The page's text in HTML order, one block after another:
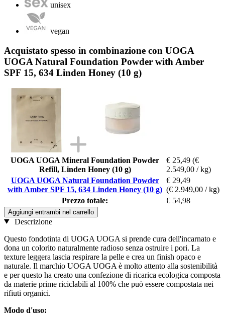
unisex
vegan
Acquistato spesso in combinazione con UOGA
UOGA Natural Foundation Powder with Amber
SPF 15, 634 Linden Honey (10 g)
UOGA UOGA Mineral Foundation Powder
Refill, Linden Honey (10 g)
€ 25,49 (€
2.549,00 / kg)
UOGA UOGA Natural Foundation Powder
with Amber SPF 15, 634 Linden Honey (10 g)
€ 29,49
(€ 2.949,00 / kg)
Prezzo totale:
€ 54,98
Aggiungi entrambi nel carrello
Descrizione
Questo fondotinta di UOGA UOGA si prende cura dell'incarnato e
dona un colorito naturalmente radioso senza ostruire i pori. La
texture leggera lascia respirare la pelle e crea un finish opaco e
naturale. Il marchio UOGA UOGA è molto attento alla sostenibilità
e per questo ha creato una confezione di ricarica ecologica composta
da materie prime riciclabili al 100% che può essere compostata nei
rifiuti organici.
Modo d'uso: